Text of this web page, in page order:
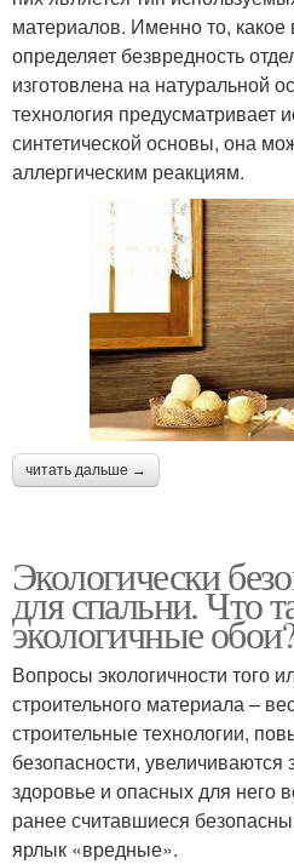
материалов. Именно то, какое
определяет безвредность
изготовлена на натуральной
технология предусматривает
синтетической основы, она
аллергическим реакциям.
читать дальше →
Экологически
для спальни. Что
экологичные
Вопросы экологичности того
строительного материала –
строительные технологии,
безопасности,
здоровье и опасных для него
ранее считавшиеся
ярлык «вредные».